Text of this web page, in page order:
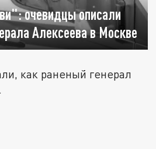
очевидцы описали
Алексеева в Москве
как раненый генерал